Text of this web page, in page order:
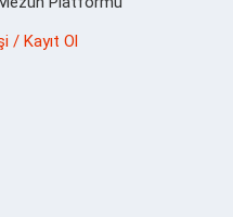
/ Kayıt Ol